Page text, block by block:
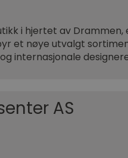
i hjertet av
et nøye utvalgt
internasjonale
AS